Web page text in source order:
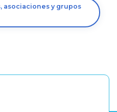
asociaciones y grupos